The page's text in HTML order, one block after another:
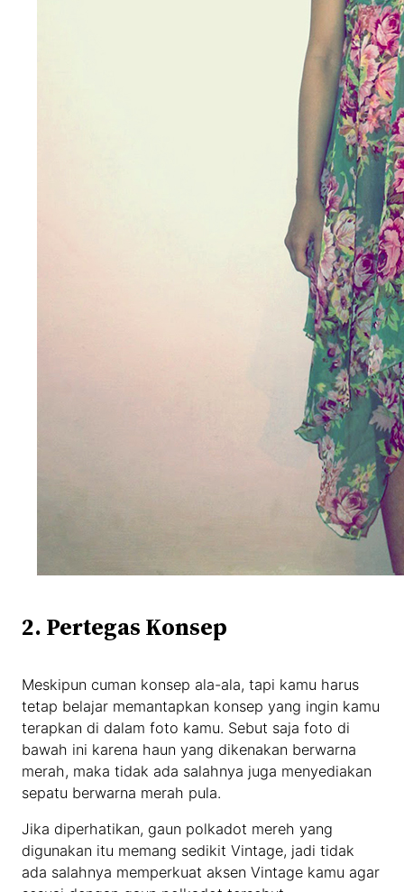
2. Pertegas Konsep
Meskipun cuman konsep ala-ala, tapi kamu harus
tetap belajar memantapkan konsep yang ingin kamu
terapkan di dalam foto kamu. Sebut saja foto di
bawah ini karena haun yang dikenakan berwarna
merah, maka tidak ada salahnya juga menyediakan
sepatu berwarna merah pula.
Jika diperhatikan, gaun polkadot mereh yang
digunakan itu memang sedikit Vintage, jadi tidak
ada salahnya memperkuat aksen Vintage kamu agar